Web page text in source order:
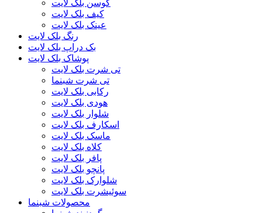
کوسن بلک لایت
کیف بلک لایت
عینک بلک لایت
رنگ بلک لایت
بک دراپ بلک لایت
پوشاک بلک لایت
تی شرت بلک لایت
تی شرت شبنما
رکابی بلک لایت
هودی بلک لایت
شلوار بلک لایت
اسکارف بلک لایت
ماسک بلک لایت
کلاه بلک لایت
پافر بلک لایت
پانچو بلک لایت
شلوارک بلک لایت
سوئیشرت بلک لایت
محصولات شبنما